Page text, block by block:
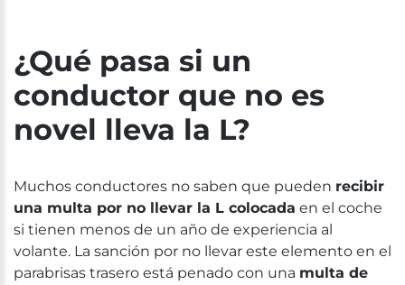
¿Qué pasa si un
conductor que no es
novel lleva la L?
Muchos conductores no saben que pueden recibir
una multa por no llevar la L colocada en el coche
si tienen menos de un año de experiencia al
volante. La sanción por no llevar este elemento en el
parabrisas trasero está penado con una multa de